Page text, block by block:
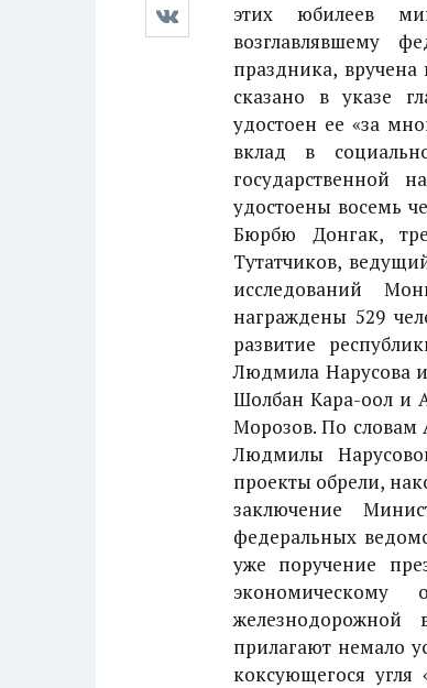
этих юбилеев
возглавлявшему
праздника,
сказано в указе
удостоен ее «за
вклад в
государственной
удостоены восемь
Бюрбю Донгак,
Тутатчиков,
исследований
награждены 529
развитие
Людмила Нарусова и
Шолбан Кара-оол и
Морозов. По словам
Людмилы
проекты обрели,
заключение
федеральных
уже поручение
экономическому
прилагают немало
коксующегося